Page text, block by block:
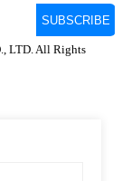
LTD. All Rights